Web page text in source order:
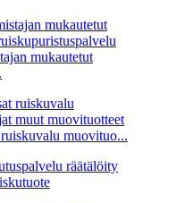
mukautetut
muovituo...